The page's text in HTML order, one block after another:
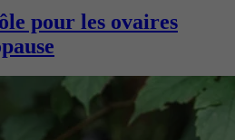
pour les ovaires